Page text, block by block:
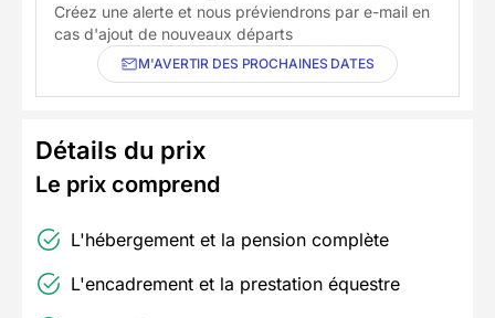
Créez une alerte et nous préviendrons par e-mail en
cas d'ajout de nouveaux départs
M'AVERTIR DES PROCHAINES DATES
Détails du prix
Le prix comprend
L'hébergement et la pension complète
L'encadrement et la prestation équestre